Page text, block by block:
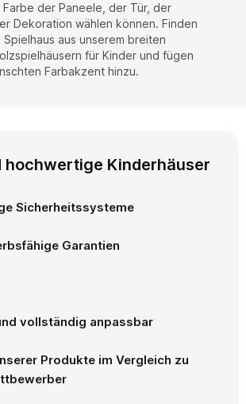
der Paneele, der Tür, der
Dekoration wählen können. Finden
aus unserem breiten
für Kinder und fügen
Farbakzent hinzu.
hochwertige Kinderhäuser
Sicherheitssysteme
Garantien
vollständig anpassbar
Produkte im Vergleich zu